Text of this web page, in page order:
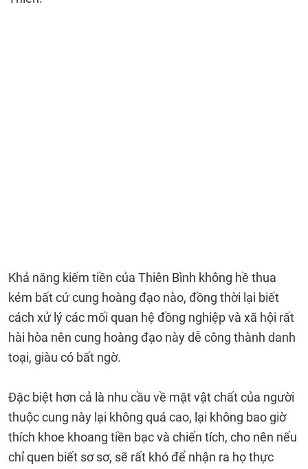
Khả năng kiếm tiền của Thiên Bình không hề thua
kém bất cứ cung hoàng đạo nào, đồng thời lại biết
cách xử lý các mối quan hệ đồng nghiệp và xã hội rất
hài hòa nên cung hoàng đạo này dễ công thành danh
toại, giàu có bất ngờ.
Đặc biệt hơn cả là nhu cầu về mặt vật chất của người
thuộc cung này lại không quá cao, lại không bao giờ
thích khoe khoang tiền bạc và chiến tích, cho nên nếu
chỉ quen biết sơ sơ, sẽ rất khó để nhận ra họ thực